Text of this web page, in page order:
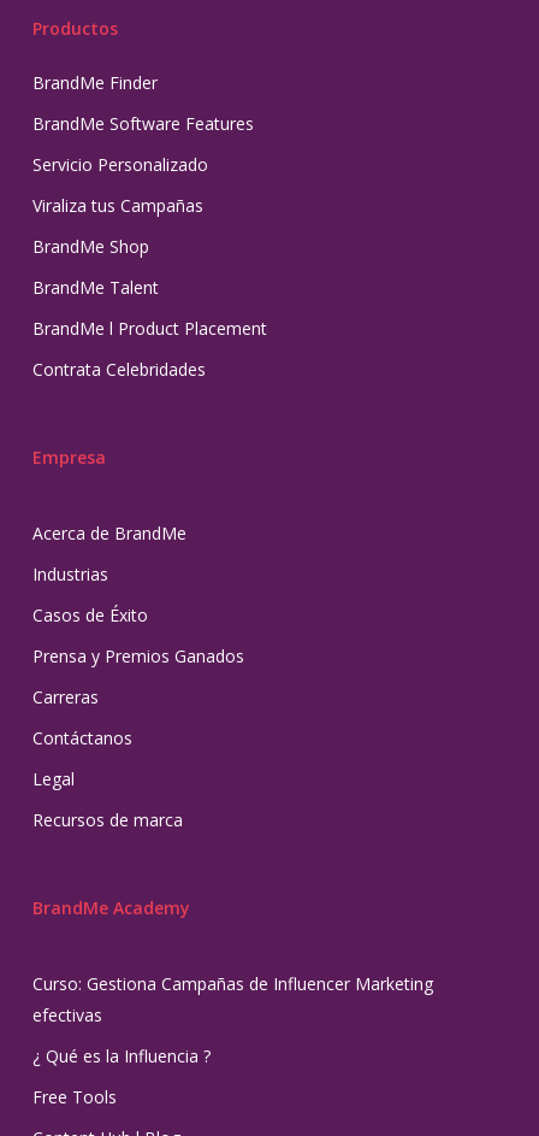
Productos
BrandMe Finder
BrandMe Software Features
Servicio Personalizado
Viraliza tus Campañas
BrandMe Shop
BrandMe Talent
BrandMe l Product Placement
Contrata Celebridades
Empresa
Acerca de BrandMe
Industrias
Casos de Éxito
Prensa y Premios Ganados
Carreras
Contáctanos
Legal
Recursos de marca
BrandMe Academy
Curso: Gestiona Campañas de Influencer Marketing
efectivas
¿ Qué es la Influencia ?
Free Tools